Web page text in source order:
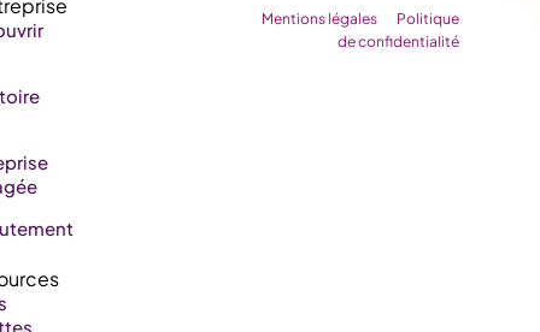
Mentions légales
Politique
de confidentialité